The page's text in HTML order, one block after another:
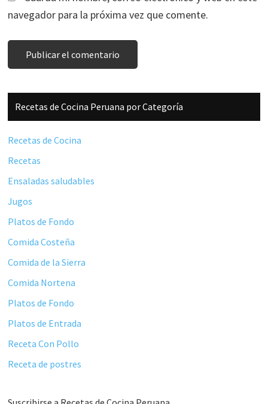
navegador para la próxima vez que comente.
Barra
lateral
principal
Recetas de Cocina Peruana por Categoría
Recetas de Cocina
Recetas
Ensaladas saludables
Jugos
Platos de Fondo
Comida Costeña
Comida de la Sierra
Comida Nortena
Platos de Fondo
Platos de Entrada
Receta Con Pollo
Receta de postres